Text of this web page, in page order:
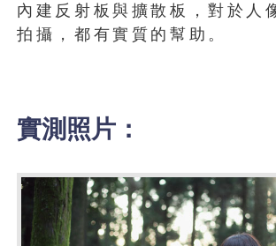
內建反射板與擴散板，對於人
拍攝，都有實質的幫助。
實測照片：